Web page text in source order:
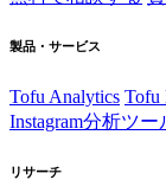
製品・サービス
Tofu Analytics Tofu
Instagram分析ツー
リサーチ